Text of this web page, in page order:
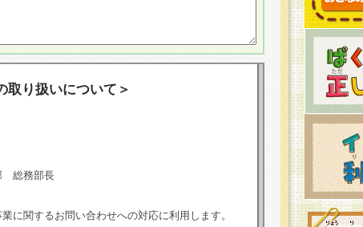
取り扱いについて＞
総務部長
に関するお問い合わせへの対応に利用します。